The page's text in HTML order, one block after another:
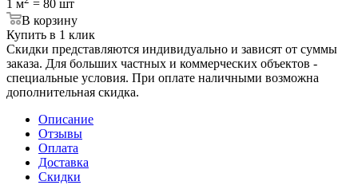
1 м
= 80 шт
В корзину
Купить в 1 клик
Скидки представляются индивидуально и зависят от суммы
заказа. Для больших частных и коммерческих объектов -
специальные условия. При оплате наличными возможна
дополнительная скидка.
Описание
Отзывы
Оплата
Доставка
Скидки